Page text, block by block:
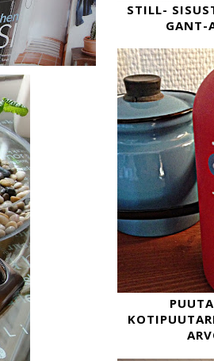
STILL-
GANT-